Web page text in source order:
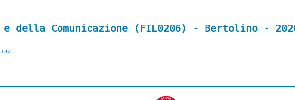
della Comunicazione (FIL0206) - Bertolino -